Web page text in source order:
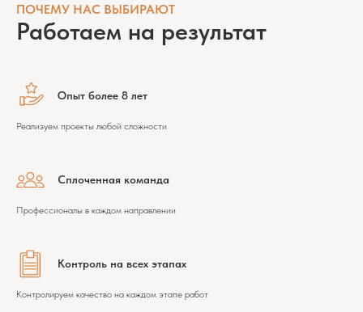
ПОЧЕМУ НАС ВЫБИРАЮТ
Работаем на результат
Опыт более 8 лет
Реализуем проекты любой сложности
Сплоченная команда
Профессионалы в каждом направлении
Контроль на всех этапах
Контролируем качество на каждом этапе работ